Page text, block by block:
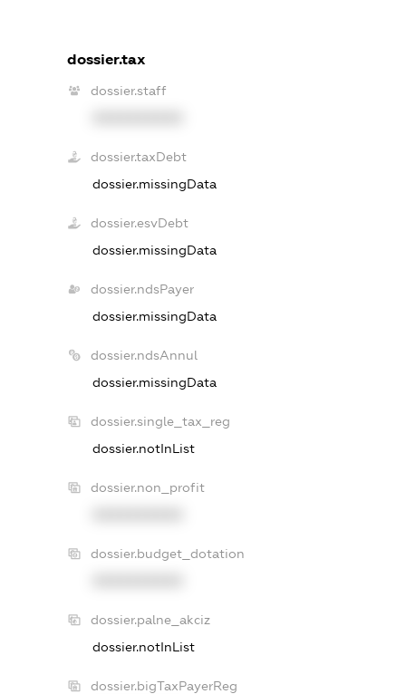
dossier.tax
dossier.staff
dossier.taxDebt
dossier.missingData
dossier.esvDebt
dossier.missingData
dossier.ndsPayer
dossier.missingData
dossier.ndsAnnul
dossier.missingData
dossier.single_tax_reg
dossier.notInList
dossier.non_profit
dossier.budget_dotation
dossier.palne_akciz
dossier.notInList
dossier.bigTaxPayerReg